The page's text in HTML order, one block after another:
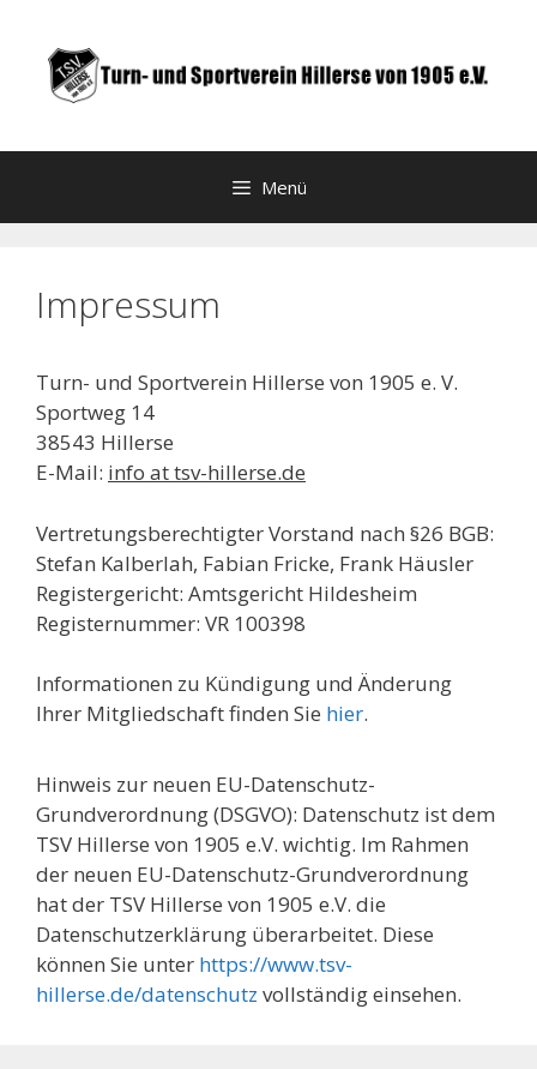
springen
Menü
Impressum
Turn- und Sportverein Hillerse von 1905 e. V.
Sportweg 14
38543 Hillerse
E-Mail: info at tsv-hillerse.de
Vertretungsberechtigter Vorstand nach §26 BGB:
Stefan Kalberlah, Fabian Fricke, Frank Häusler
Registergericht: Amtsgericht Hildesheim
Registernummer: VR 100398
Informationen zu Kündigung und Änderung
Ihrer Mitgliedschaft finden Sie hier.
Hinweis zur neuen EU-Datenschutz-
Grundverordnung (DSGVO): Datenschutz ist dem
TSV Hillerse von 1905 e.V. wichtig. Im Rahmen
der neuen EU-Datenschutz-Grundverordnung
hat der TSV Hillerse von 1905 e.V. die
Datenschutzerklärung überarbeitet. Diese
können Sie unter https://www.tsv-
hillerse.de/datenschutz vollständig einsehen.